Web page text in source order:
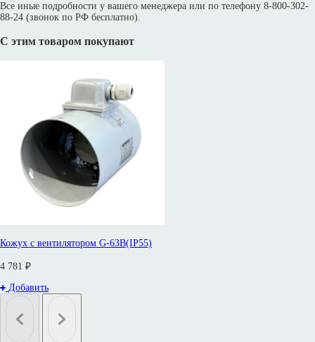
Все иные подробности у вашего менеджера или по телефону 8-800-302-
88-24 (звонок по РФ бесплатно).
С этим товаром покупают
Кожух с вентилятором G-63B(IP55)
4 781 ₽
Добавить